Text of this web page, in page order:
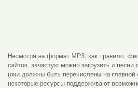
Несмотря на формат MP3, как правило,
сайтов, зачастую можно загрузить и
(они должны быть перечислены на главной
некоторые ресурсы поддерживают